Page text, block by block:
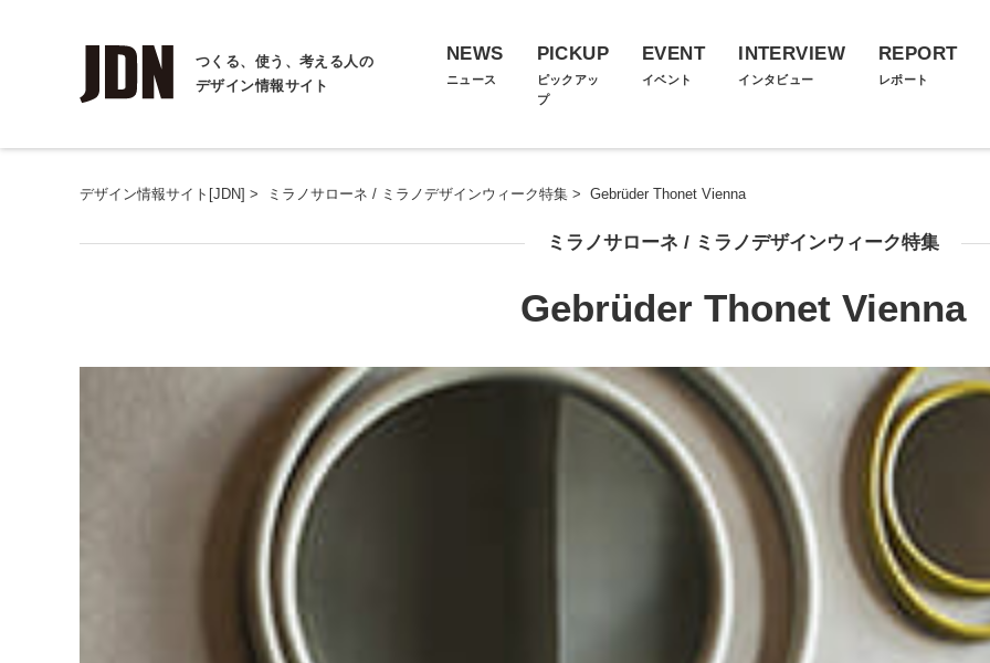
つくる、使う、考える人の
デザイン情報サイト
NEWS
ニュース
PICKUP
ピックアッ
プ
EVENT
イベント
INTERVIEW
インタビュー
REPORT
レポート
デザイン情報サイト[JDN] > ミラノサローネ / ミラノデザインウィーク特集 > Gebrüder Thonet Vienna
ミラノサローネ / ミラノデザインウィーク特集
Gebrüder Thonet Vienna